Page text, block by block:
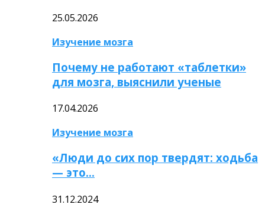
25.05.2026
Изучение мозга
Почему не работают «таблетки»
для мозга, выяснили ученые
17.04.2026
Изучение мозга
«Люди до сих пор твердят: ходьба
— это…
31.12.2024